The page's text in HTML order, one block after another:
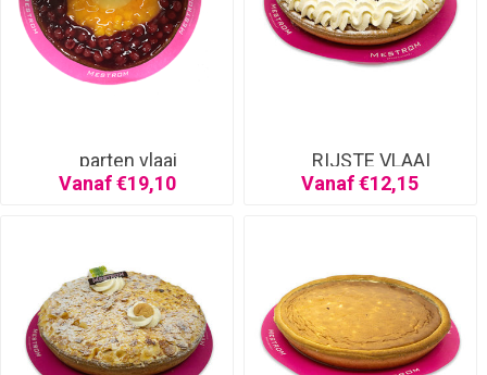
parten vlaai
Vanaf €19,10
RIJSTE VLAAI
SLAGROOM
Vanaf €12,15